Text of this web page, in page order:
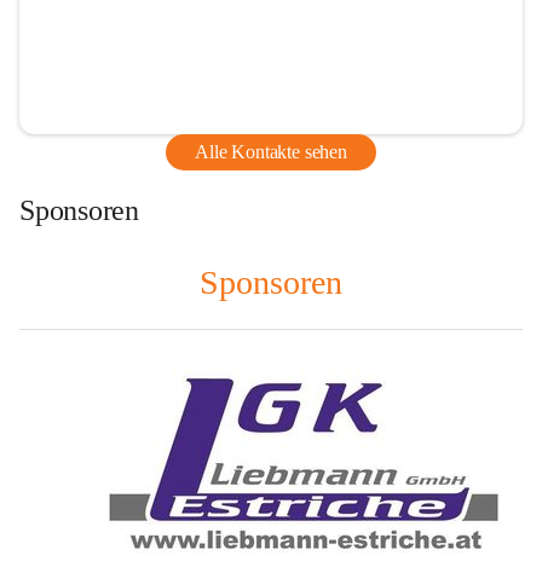
Alle Kontakte sehen
Sponsoren
Sponsoren